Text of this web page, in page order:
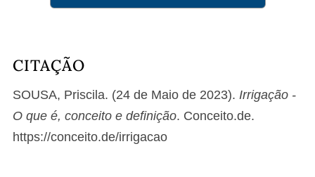
CITAÇÃO
SOUSA, Priscila. (24 de Maio de 2023). Irrigação -
O que é, conceito e definição. Conceito.de.
https://conceito.de/irrigacao